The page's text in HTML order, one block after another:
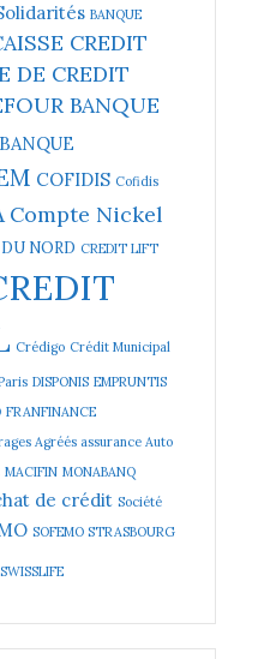
BANQUE
CREDIT
DE CREDIT
BANQUE
COFIDIS Cofidis
Compte Nickel
NORD CREDIT LIFT
Crédigo Crédit Municipal
DISPONIS EMPRUNTIS
FRANFINANCE
Agréés assurance Auto
MACIFIN MONABANQ
de crédit Société
SOFEMO STRASBOURG
SWISSLIFE